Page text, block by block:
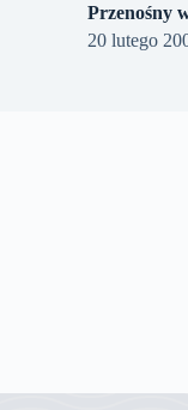
Przenośny
20 lutego